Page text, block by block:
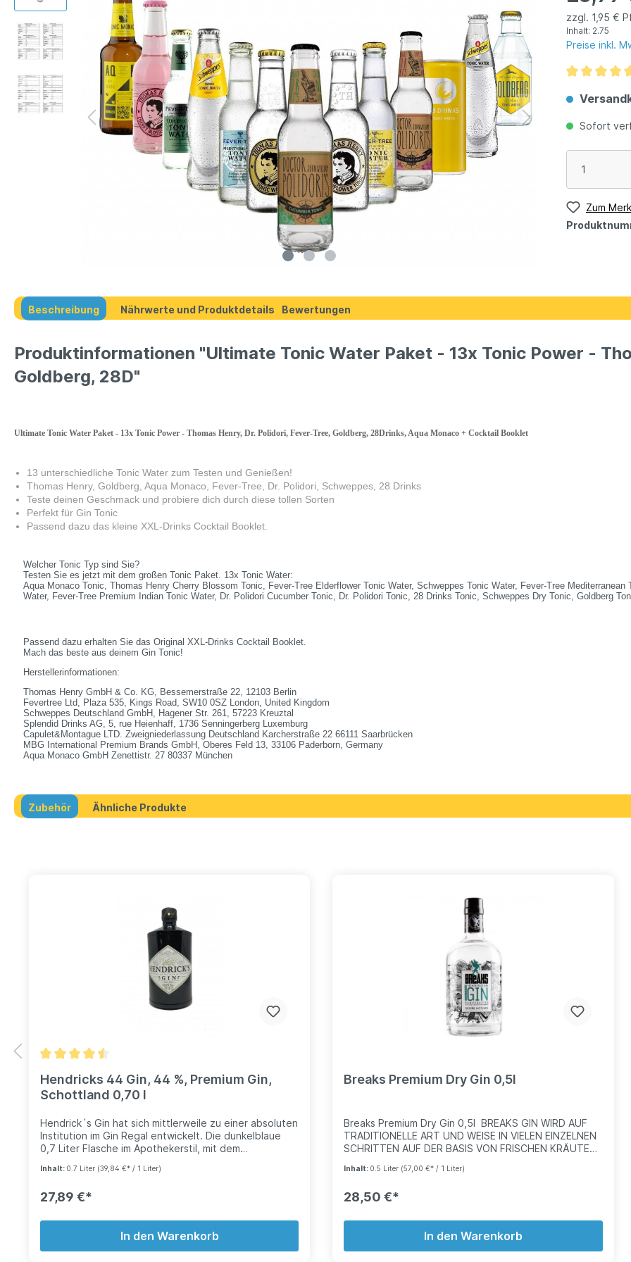
zzgl. 1,95 €
Inhalt: 2.75
Preise inkl.
Sofort
Zum
Beschreibung Nährwerte und Produktdetails Bewertungen
Produktinformationen "Ultimate Tonic Water Paket - 13x Tonic Power -
Goldberg, 28D"
Ultimate Tonic Water Paket - 13x Tonic Power - Thomas Henry, Dr. Polidori, Fever-Tree, Goldberg, 28Drinks, Aqua Monaco + Cocktail Booklet
13 unterschiedliche Tonic Water zum Testen und Genießen!
Thomas Henry, Goldberg, Aqua Monaco, Fever-Tree, Dr. Polidori, Schweppes, 28 Drinks
Teste deinen Geschmack und probiere dich durch diese tollen Sorten
Perfekt für Gin Tonic
Passend dazu das kleine XXL-Drinks Cocktail Booklet.
Welcher Tonic Typ sind Sie?
Testen Sie es jetzt mit dem großen Tonic Paket. 13x Tonic Water:
Aqua Monaco Tonic, Thomas Henry Cherry Blossom Tonic, Fever-Tree Elderflower Tonic Water, Schweppes Tonic Water, Fever-Tree
Water, Fever-Tree Premium Indian Tonic Water, Dr. Polidori Cucumber Tonic, Dr. Polidori Tonic, 28 Drinks Tonic, Schweppes Dry Tonic, Goldberg
Passend dazu erhalten Sie das Original XXL-Drinks Cocktail Booklet.
Mach das beste aus deinem Gin Tonic!
Herstellerinformationen:
Thomas Henry GmbH & Co. KG, Bessemerstraße 22, 12103 Berlin
Fevertree Ltd, Plaza 535, Kings Road, SW10 0SZ London, United Kingdom
Schweppes Deutschland GmbH, Hagener Str. 261, 57223 Kreuztal
Splendid Drinks AG, 5, rue Heienhaff, 1736 Senningerberg Luxemburg
Capulet&Montague LTD. Zweigniederlassung Deutschland Karcherstraße 22 66111 Saarbrücken
MBG International Premium Brands GmbH, Oberes Feld 13, 33106 Paderborn, Germany
Aqua Monaco GmbH Zenettistr. 27 80337 München
Zubehör Ähnliche Produkte
Hendricks 44 Gin, 44 %, Premium Gin,
Schottland 0,70 l
Hendrick´s Gin hat sich mittlerweile zu einer absoluten
Institution im Gin Regal entwickelt. Die dunkelblaue
0,7 Liter Flasche im Apothekerstil, mit dem
anderen Flaschen ab und reiht sich auffällig in jeder
unverwechselbaren, sehr reinen Gin, der nicht nur
Unterschied zu anderen Gin-Sorten, auch wenn sich
an seinem besonderen Geschmack so manche Geister
scheiden und es ebenso Gin-Liebhaber gibt, die
Inhalt: 0.7 Liter (39,84 €* / 1 Liter)
27,89 €*
In den Warenkorb
Breaks Premium Dry Gin 0,5l
Breaks Premium Dry Gin 0,5l BREAKS GIN WIRD AUF
TRADITIONELLE ART UND WEISE IN VIELEN EINZELNEN
SCHRITTEN AUF DER BASIS VON FRISCHEN KRÄUTER
HERSTELLEN UNSERES GINS FÄNGT SCHON BEI DER
ENDE IHRE EINZIGARTIGEN AROMEN GEBEN. Der
gesagt in Karlsruhe hergestellt. Die schöne
Fächerstadt Karlsruhe liegt zu Fuße des
Schwarzwaldes, direkt am Vater Rhein. Die
Inhalt: 0.5 Liter (57,00 €* / 1 Liter)
28,50 €*
In den Warenkorb